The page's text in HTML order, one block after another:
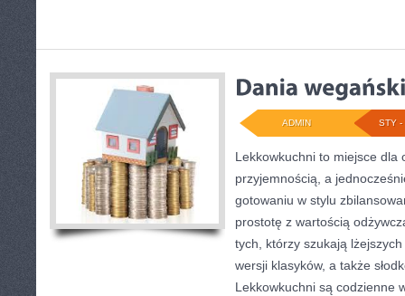
STY -
ADMIN
Lekkowkuchni to miejsce dla
przyjemnością, a
gotowaniu w stylu
prostotę z wartością
tych, którzy szukają
wersji klasyków, a także
Lekkowkuchni są codzienne